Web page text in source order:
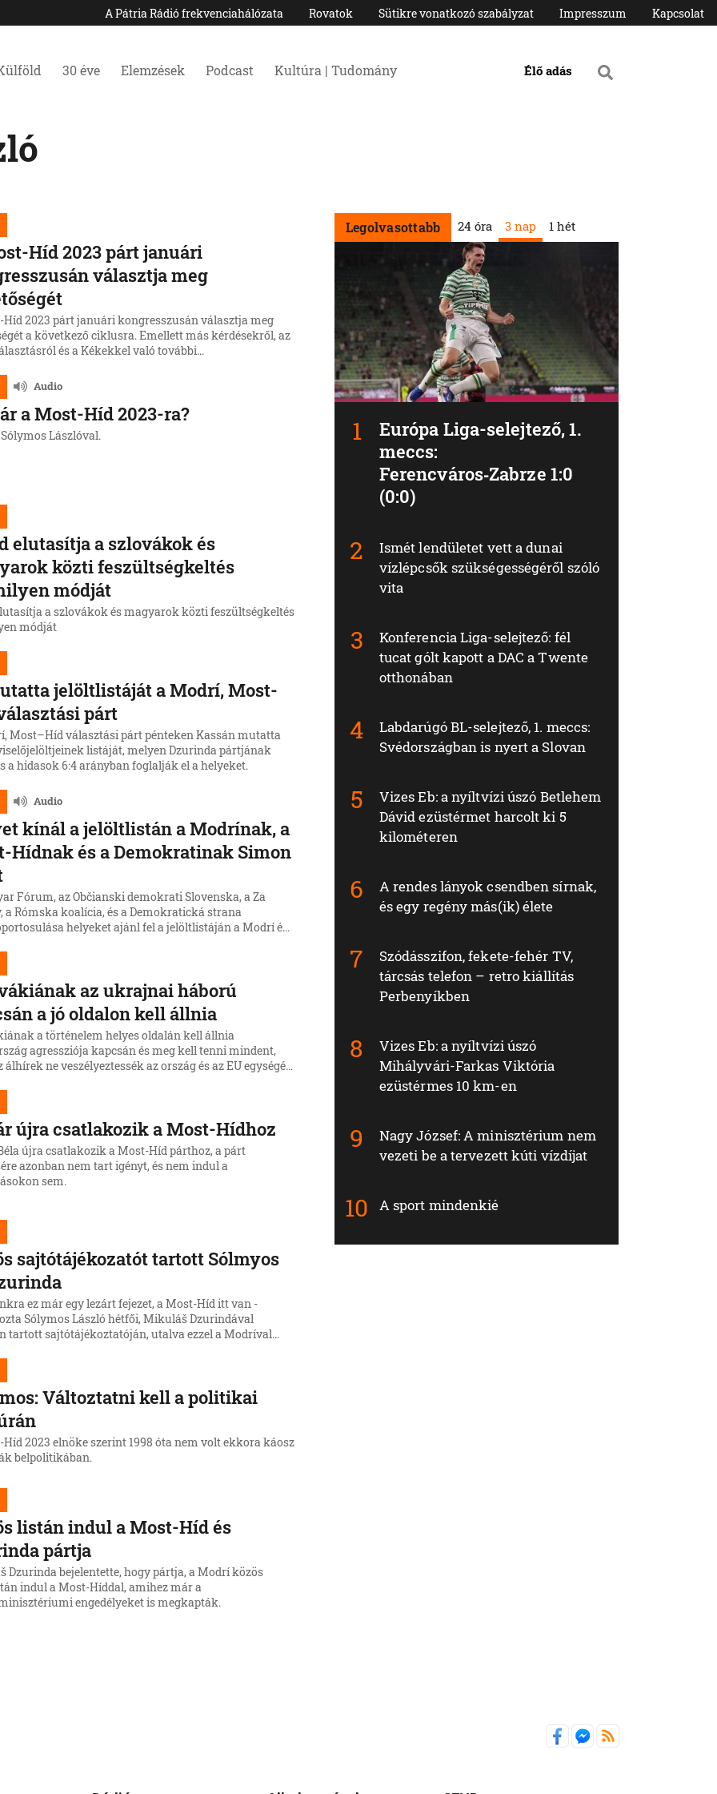
A Pátria Rádió frekvenciahálózata Rovatok Sütikre vonatkozó szabályzat Impresszum Kapcsolat
30 éve Elemzések Podcast Kultúra | Tudomány Élő adás
Híd 2023 párt januári
választja meg
Híd 2023 párt januári kongresszusán választja meg
a következő ciklusra. Emellett más kérdésekről, az
és a Kékekkel való további
Híd elnöke.
Audio
a Most-Híd 2023-ra?
Lászlóval.
elutasítja a szlovákok és
közti feszültségkeltés
módját
a szlovákok és magyarok közti feszültségkeltés
módját
jelöltlistáját a Modrí, Most-
párt
Most–Híd választási párt pénteken Kassán mutatta
listáját, melyen Dzurinda pártjának
a hidasok 6:4 arányban foglalják el a helyeket.
Audio
kínál a jelöltlistán a Modrínak, a
Hídnak és a Demokratinak Simon
Fórum, az Občianski demokrati Slovenska, a Za
a Rómska koalícia, és a Demokratická strana
helyeket ajánl fel a jelöltlistáján a Modrí és
a Magyar Fórum vezetője, hozzátéve, hogy a
egyes képviselőinek is hajlandók helyet szorítani.
az ukrajnai háború
a jó oldalon kell állnia
a történelem helyes oldalán kell állnia
agressziója kapcsán és meg kell tenni mindent,
álhírek ne veszélyeztessék az ország és az EU egységét
újra csatlakozik a Most-Hídhoz
újra csatlakozik a Most-Híd párthoz, a párt
azonban nem tart igényt, és nem indul a
sem.
sajtótájékozatót tartott Sólmyos
ez már egy lezárt fejezet, a Most-Híd itt van -
Sólymos László hétfői, Mikuláš Dzurindával
tartott sajtótájékoztatóján, utalva ezzel a Modríval
Változtatni kell a politikai
Híd 2023 elnöke szerint 1998 óta nem volt ekkora káosz
belpolitikában.
listán indul a Most-Híd és
pártja
Dzurinda bejelentette, hogy pártja, a Modrí közös
indul a Most-Híddal, amihez már a
engedélyeket is megkapták.
Legolvasottabb 24 óra 3 nap
Európa Liga-selejtező, 1.
meccs:
Ferencváros‑Zabrze 1:0
(0:0)
Ismét lendületet vett a dunai
vízlépcsők szükségességéről szóló
vita
Konferencia Liga-selejtező: fél
tucat gólt kapott a DAC a Twente
otthonában
Labdarúgó BL-selejtező, 1. meccs:
Svédországban is nyert a Slovan
Vizes Eb: a nyíltvízi úszó Betlehem
Dávid ezüstérmet harcolt ki 5
kilométeren
A rendes lányok csendben sírnak,
és egy regény más(ik) élete
Szódásszifon, fekete-fehér TV,
tárcsás telefon – retro kiállítás
Perbenyíkben
Vizes Eb: a nyíltvízi úszó
Mihályvári-Farkas Viktória
ezüstérmes 10 km-en
Nagy József: A minisztérium nem
vezeti be a tervezett kúti vízdíjat
A sport mindenkié
1 hét